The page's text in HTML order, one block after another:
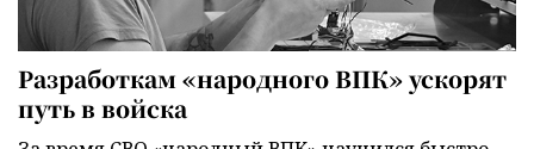
Разработкам «народного ВПК» ускорят
путь в войска